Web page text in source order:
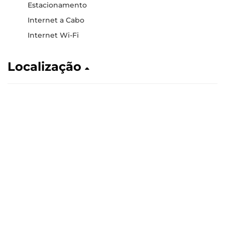
Estacionamento
Internet a Cabo
Internet Wi-Fi
Localização